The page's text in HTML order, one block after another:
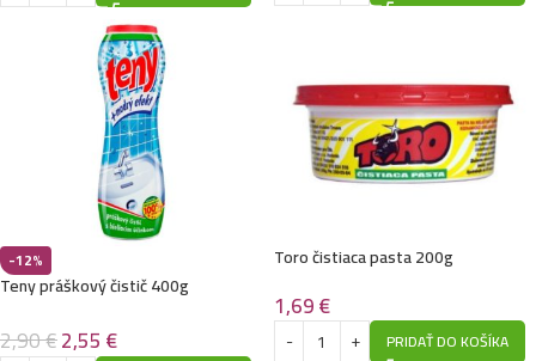
-12%
Teny práškový čistič 400g
2,90€2,55€
Toro čistiaca pasta 200g
1,69€
PRIDAŤ DO KOŠÍKA